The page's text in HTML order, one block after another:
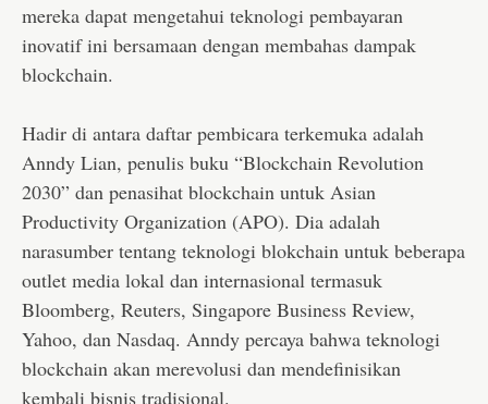
mereka dapat mengetahui teknologi pembayaran
inovatif ini bersamaan dengan membahas dampak
blockchain.
Hadir di antara daftar pembicara terkemuka adalah
Anndy Lian, penulis buku “Blockchain Revolution
2030” dan penasihat blockchain untuk Asian
Productivity Organization (APO). Dia adalah
narasumber tentang teknologi blokchain untuk beberapa
outlet media lokal dan internasional termasuk
Bloomberg, Reuters, Singapore Business Review,
Yahoo, dan Nasdaq. Anndy percaya bahwa teknologi
blockchain akan merevolusi dan mendefinisikan
kembali bisnis tradisional.